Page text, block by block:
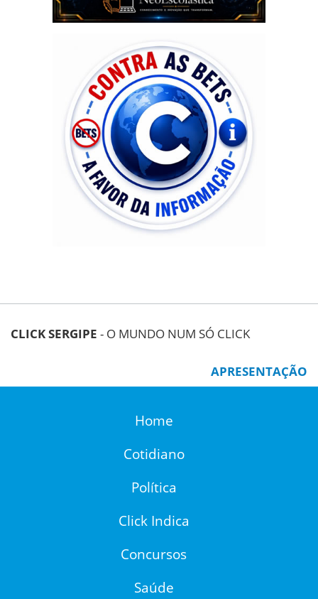
CLICK SERGIPE - O MUNDO NUM SÓ CLICK
APRESENTAÇÃO
Home
Cotidiano
Política
Click Indica
Concursos
Saúde